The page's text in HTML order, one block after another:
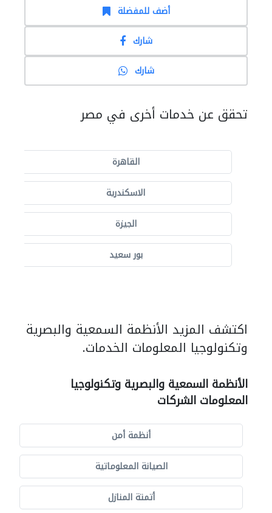
أضف للمفضلة
شارك
شارك
تحقق عن خدمات أخرى في مصر
القاهرة
الاسكندرية
الجيزة
بور سعيد
اكتشف المزيد الأنظمة السمعية والبصرية
وتكنولوجيا المعلومات الخدمات.
الأنظمة السمعية والبصرية وتكنولوجيا
المعلومات الشركات
أنظمة أمن
الصيانة المعلوماتية
أتمتة المنازل